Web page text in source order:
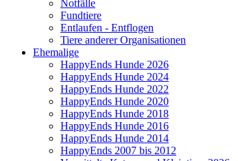
Notfälle
Fundtiere
Entlaufen - Entflogen
Tiere anderer Organisationen
Ehemalige
HappyEnds Hunde 2026
HappyEnds Hunde 2024
HappyEnds Hunde 2022
HappyEnds Hunde 2020
HappyEnds Hunde 2018
HappyEnds Hunde 2016
HappyEnds Hunde 2014
HappyEnds 2007 bis 2012